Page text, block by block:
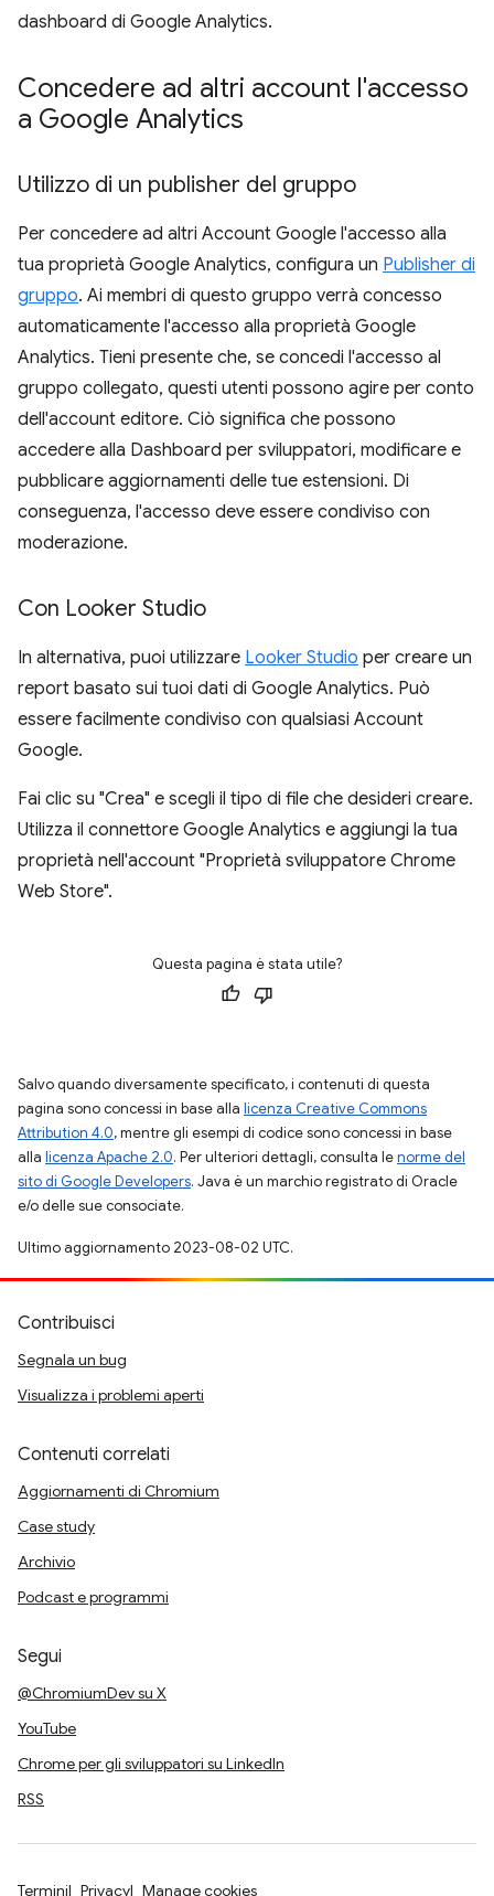
dashboard di Google Analytics.
Concedere ad altri account l'accesso
a Google Analytics
Utilizzo di un publisher del gruppo
Per concedere ad altri Account Google l'accesso alla
tua proprietà Google Analytics, configura un Publisher di
gruppo. Ai membri di questo gruppo verrà concesso
automaticamente l'accesso alla proprietà Google
Analytics. Tieni presente che, se concedi l'accesso al
gruppo collegato, questi utenti possono agire per conto
dell'account editore. Ciò significa che possono
accedere alla Dashboard per sviluppatori, modificare e
pubblicare aggiornamenti delle tue estensioni. Di
conseguenza, l'accesso deve essere condiviso con
moderazione.
Con Looker Studio
In alternativa, puoi utilizzare Looker Studio per creare un
report basato sui tuoi dati di Google Analytics. Può
essere facilmente condiviso con qualsiasi Account
Google.
Fai clic su "Crea" e scegli il tipo di file che desideri creare.
Utilizza il connettore Google Analytics e aggiungi la tua
proprietà nell'account "Proprietà sviluppatore Chrome
Web Store".
Questa pagina è stata utile?
Salvo quando diversamente specificato, i contenuti di questa
pagina sono concessi in base alla licenza Creative Commons
Attribution 4.0, mentre gli esempi di codice sono concessi in base
alla licenza Apache 2.0. Per ulteriori dettagli, consulta lenorme del
sito di Google Developers. Java è un marchio registrato di Oracle
e/o delle sue consociate.
Ultimo aggiornamento 2023-08-02 UTC.
Contribuisci
Segnala un bug
Visualizza i problemi aperti
Contenuti correlati
Aggiornamenti di Chromium
Case study
Archivio
Podcast e programmi
Segui
@ChromiumDev su X
YouTube
Chrome per gli sviluppatori su LinkedIn
RSS
Termini Privacy Manage cookies